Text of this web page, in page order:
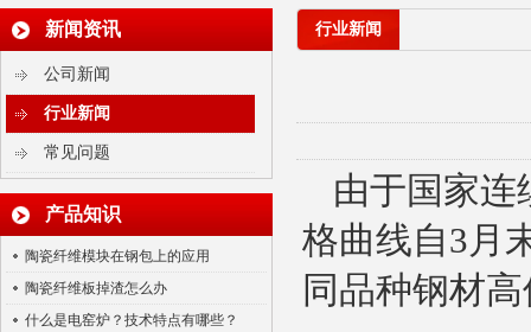
新闻资讯
公司新闻
行业新闻
常见问题
产品知识
陶瓷纤维模块在钢包上的应用
陶瓷纤维板掉渣怎么办
什么是电窑炉？技术特点有哪些？
陶瓷纤维浇注料
行业新闻
由于国家连
格曲线自3月
同品种钢材